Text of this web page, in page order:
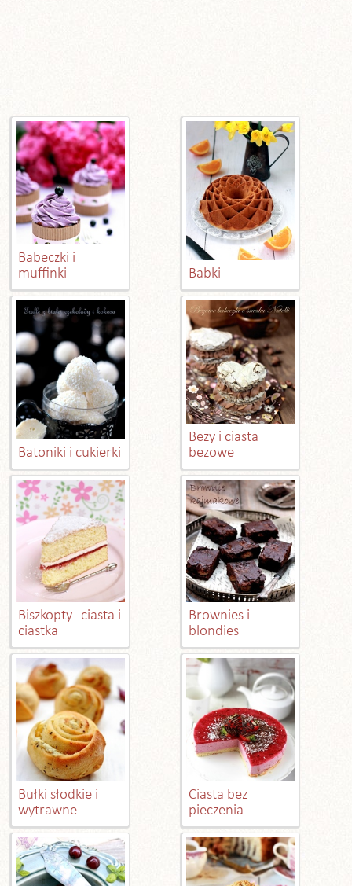
Babeczki i
muffinki
Babki
Batoniki i cukierki
Bezy i ciasta
bezowe
Biszkopty - ciasta i
ciastka
Brownies i
blondies
Bułki słodkie i
wytrawne
Ciasta bez
pieczenia